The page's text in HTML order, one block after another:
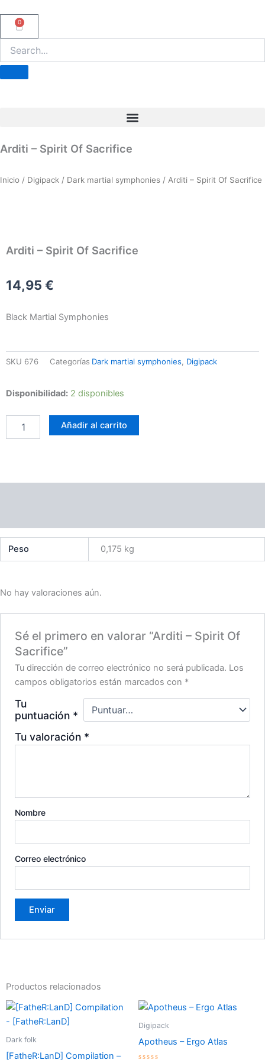
0
Carrito
Arditi – Spirit Of Sacrifice
Inicio / Digipack / Dark martial symphonies / Arditi – Spirit Of Sacrifice
Arditi – Spirit Of Sacrifice
14,95 €
Black Martial Symphonies
SKU 676 Categorías Dark martial symphonies, Digipack
Disponibilidad: 2 disponibles
Arditi
Spirit
Sacrifice
Añadir al carrito
Peso 0,175 kg
No hay valoraciones aún.
Sé el primero en valorar “Arditi – Spirit Of
Sacrifice”
Tu dirección de correo electrónico no será publicada. Los
campos obligatorios están marcados con *
Tu
puntuación *
Tu valoración *
Nombre
Correo electrónico
Productos relacionados
Dark folk
[FatheR:LanD] Compilation –
Digipack
Apotheus – Ergo Atlas